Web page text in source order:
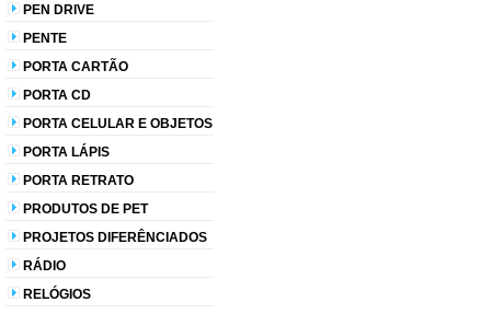
PEN DRIVE
PENTE
PORTA CARTÃO
PORTA CD
PORTA CELULAR E OBJETOS
PORTA LÁPIS
PORTA RETRATO
PRODUTOS DE PET
PROJETOS DIFERÊNCIADOS
RÁDIO
RELÓGIOS